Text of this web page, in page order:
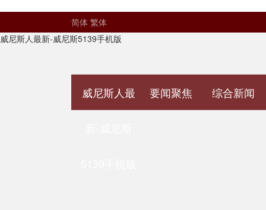
简体 繁体
威尼斯人最新-威尼斯5139手机版
威尼斯人最 要闻聚焦 综合新闻